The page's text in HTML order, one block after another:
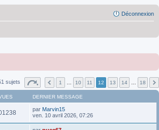
Déconnexion
sujets 1 10 11 12 13 14 18
DERNIER MESSAGE
par Marvin15
ven. 10 avril 2026, 07:26